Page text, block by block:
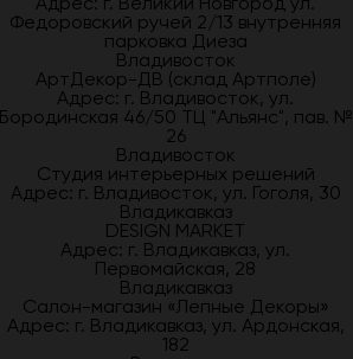
Федоровский ручей 2/13 внутренняя
парковка Диеза
Владивосток
АртДекор-ДВ (склад Артполе)
Адрес: г. Владивосток, ул.
46/50 ТЦ "Альянс", пав. №
26
Владивосток
Студия интерьерных решений
Адрес: г. Владивосток, ул. Гоголя, 30
Владикавказ
DESIGN MARKET
Адрес: г. Владикавказ, ул.
Первомайская, 28
Владикавказ
Салон-магазин «Лепные Декоры»
Адрес: г. Владикавказ, ул. Ардонская,
182